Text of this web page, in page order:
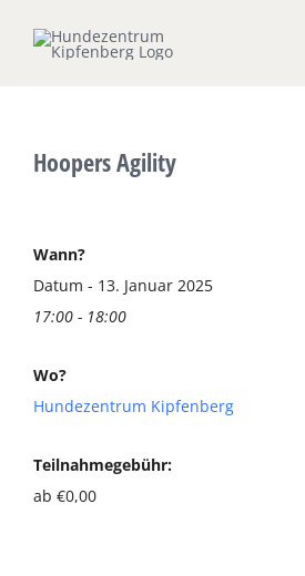
Inhalt
Seminare & Workshops
Unsere Shops
Ernährungsberatung
Hoopers Agility
Wann?
Datum - 13. Januar 2025
17:00 - 18:00
Wo?
Hundezentrum Kipfenberg
Teilnahmegebühr:
ab €0,00